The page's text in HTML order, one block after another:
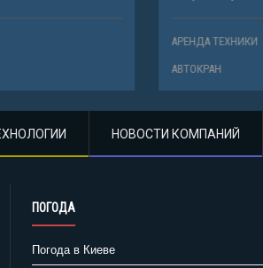
НОВОСТИ КОМПАНИЙ
ПОГОДА
Погода в Киеве